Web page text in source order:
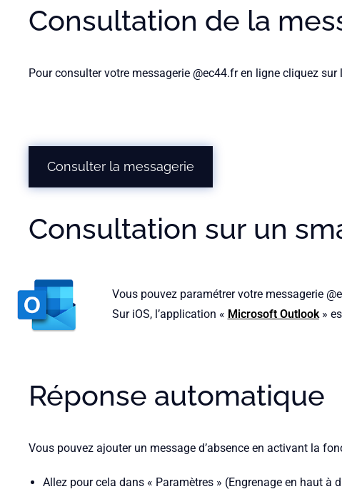
Messager
Atlantique
Consultation de la
Pour consulter votre messagerie @ec44.fr en ligne cliquez
Consulter la messagerie
Consultation sur un
Vous pouvez paramétrer votre messagerie
Sur iOS, l’application « Microsoft Outlook»
Réponse automatique
Vous pouvez ajouter un message d’absence en activant la
Allez pour cela dans « Paramètres » (Engrenage en haut à